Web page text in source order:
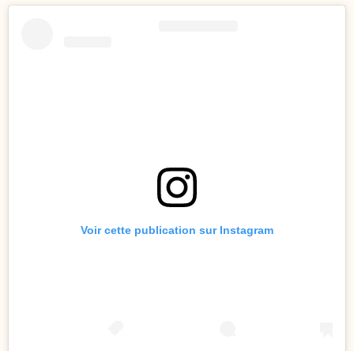
Voir cette publication sur Instagram